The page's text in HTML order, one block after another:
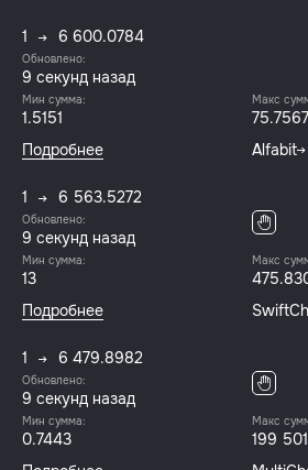
1 6 600.0784
Обновлено:
10 секунд назад
Мин сумма:
1.5151
Макс
75.7567
Подробнее
Alfabit
1 6 563.5272
Обновлено:
10 секунд назад
Мин сумма:
13
Макс
Подробнее
1 6 479.8982
Обновлено:
10 секунд назад
Мин сумма:
0.7443
Макс
199